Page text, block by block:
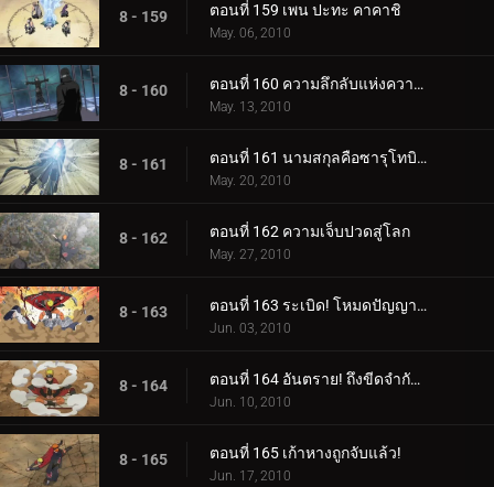
8 - 159 ตอนที่ 159 เพน ปะทะ คาคาชิ
May. 06, 2010
8 - 160 ตอนที่ 160 ความลึกลับแห่งความเจ็บปวด
May. 13, 2010
8 - 161 ตอนที่ 161 นามสกุลคือซารุโทบิ ชื่อจริง โคโนฮะมารุ!
May. 20, 2010
8 - 162 ตอนที่ 162 ความเจ็บปวดสู่โลก
May. 27, 2010
8 - 163 ตอนที่ 163 ระเบิด! โหมดปัญญาชน
Jun. 03, 2010
8 - 164 ตอนที่ 164 อันตราย! ถึงขีดจำกัดโหมด Sage แล้ว
Jun. 10, 2010
8 - 165 ตอนที่ 165 เก้าหางถูกจับแล้ว!
Jun. 17, 2010